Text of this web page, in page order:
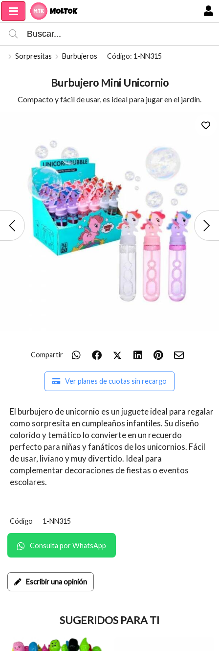
Compartir por email
Sorpresitas Burbujeros Código: 1-NN315
Burbujero Mini Unicornio
Compacto y fácil de usar, es ideal para jugar en el jardín.
Compartir
Ver planes de cuotas sin recargo
El burbujero de unicornio es un juguete ideal para regalar
como sorpresita en cumpleaños infantiles. Su diseño
colorido y temático lo convierte en un recuerdo
perfecto para niñas y fanáticos de los unicornios. Fácil
de usar, liviano y muy divertido. Ideal para
complementar decoraciones de fiestas o eventos
escolares.
Código 1-NN315
Consulta por WhatsApp
Escribir una opinión
SUGERIDOS PARA TI